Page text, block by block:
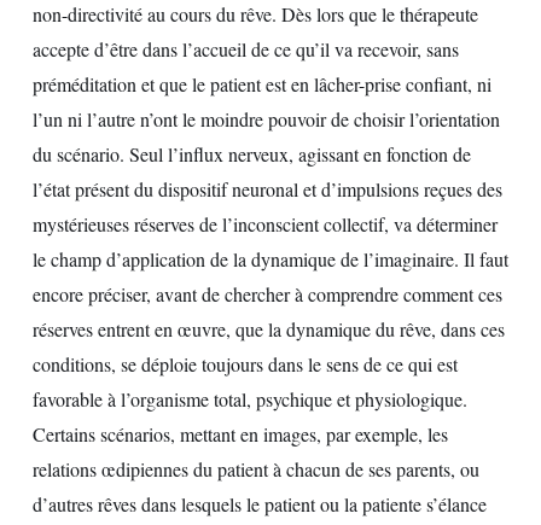
non-directivité au cours du rêve. Dès lors que le thérapeute
accepte d’être dans l’accueil de ce qu’il va recevoir, sans
préméditation et que le patient est en lâcher-prise confiant, ni
l’un ni l’autre n’ont le moindre pouvoir de choisir l’orientation
du scénario. Seul l’influx nerveux, agissant en fonction de
l’état présent du dispositif neuronal et d’impulsions reçues des
mystérieuses réserves de l’inconscient collectif, va déterminer
le champ d’application de la dynamique de l’imaginaire. Il faut
encore préciser, avant de chercher à comprendre comment ces
réserves entrent en œuvre, que la dynamique du rêve, dans ces
conditions, se déploie toujours dans le sens de ce qui est
favorable à l’organisme total, psychique et physiologique.
Certains scénarios, mettant en images, par exemple, les
relations œdipiennes du patient à chacun de ses parents, ou
d’autres rêves dans lesquels le patient ou la patiente s’élance